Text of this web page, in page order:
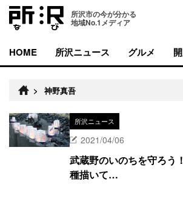
所沢市の今が分かる
地域No.1メディア
HOME 所沢ニュース グルメ
> 神野真吾
所沢ニュース
2021/04/06
武蔵野のいのちを守ろう
種描いて…